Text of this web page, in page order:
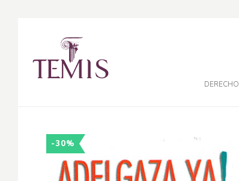
DERECHO
-30%